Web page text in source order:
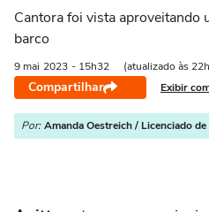
Cantora foi vista aproveitando
barco
9 mai 2023 - 15h32 (atualizado às
Compartilhar Exibir
Por: Amanda Oestreich / Licenciado